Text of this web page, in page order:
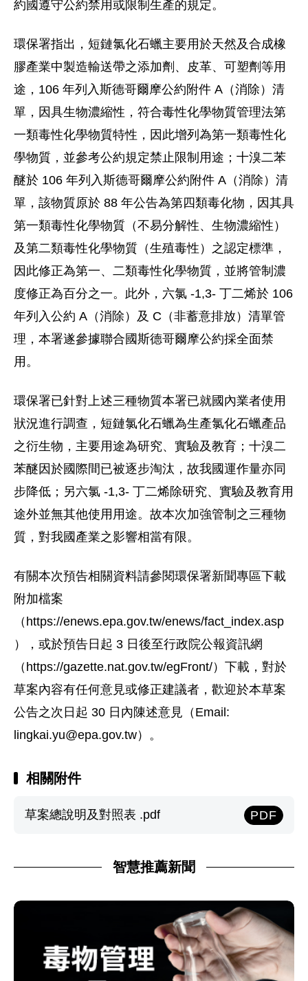
約國遵守公約禁用或限制生產的規定。
環保署指出，短鏈氯化石蠟主要用於天然及合成橡
膠產業中製造輸送帶之添加劑、皮革、可塑劑等用
途，106 年列入斯德哥爾摩公約附件 A（消除）清
單，因具生物濃縮性，符合毒性化學物質管理法第
一類毒性化學物質特性，因此增列為第一類毒性化
學物質，並參考公約規定禁止限制用途；十溴二苯
醚於 106 年列入斯德哥爾摩公約附件 A（消除）清
單，該物質原於 88 年公告為第四類毒化物，因其具
第一類毒性化學物質（不易分解性、生物濃縮性）
及第二類毒性化學物質（生殖毒性）之認定標準，
因此修正為第一、二類毒性化學物質，並將管制濃
度修正為百分之一。此外，六氯 -1,3- 丁二烯於 106
年列入公約 A（消除）及 C（非蓄意排放）清單管
理，本署遂參據聯合國斯德哥爾摩公約採全面禁
用。
環保署已針對上述三種物質本署已就國內業者使用
狀況進行調查，短鏈氯化石蠟為生產氯化石蠟產品
之衍生物，主要用途為研究、實驗及教育；十溴二
苯醚因於國際間已被逐步淘汰，故我國運作量亦同
步降低；另六氯 -1,3- 丁二烯除研究、實驗及教育用
途外並無其他使用用途。故本次加強管制之三種物
質，對我國產業之影響相當有限。
有關本次預告相關資料請參閱環保署新聞專區下載
附加檔案
（https://enews.epa.gov.tw/enews/fact_index.asp
），或於預告日起 3 日後至行政院公報資訊網
（https://gazette.nat.gov.tw/egFront/）下載，對於
草案內容有任何意見或修正建議者，歡迎於本草案
公告之次日起 30 日內陳述意見（Email:
lingkai.yu@epa.gov.tw）。
相關附件
草案總說明及對照表 .pdf PDF
智慧推薦新聞